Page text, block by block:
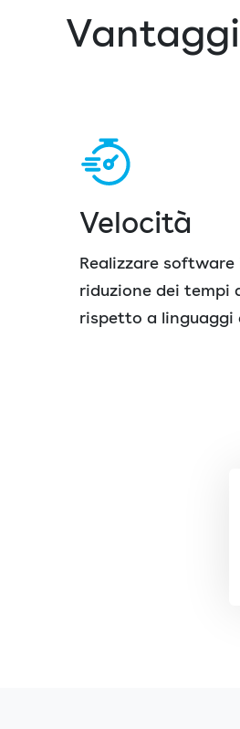
Vantaggi
Velocità
Realizzare
riduzione dei tempi
rispetto a linguaggi